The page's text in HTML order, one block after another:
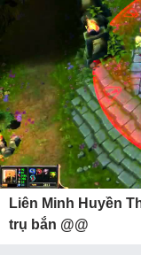
Liên Minh Huyền
trụ bắn @@